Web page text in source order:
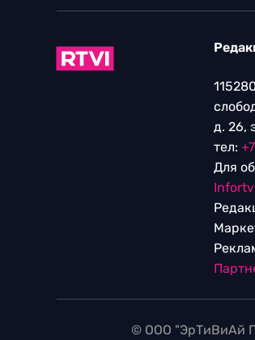
д. 26,
тел:
Для
© ООО "ЭрТиВиАй